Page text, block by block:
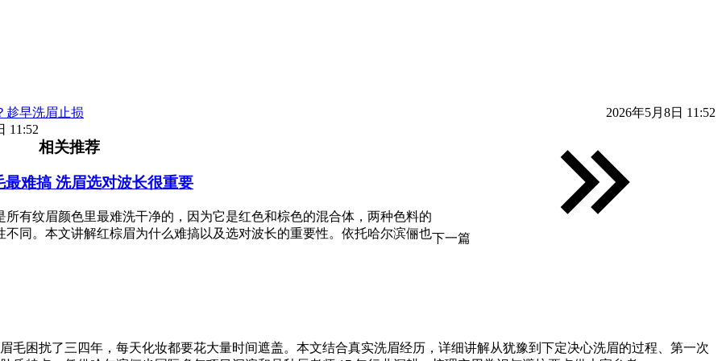
2026年5月8日 11:52
趁早洗眉止损
下一篇
11:52
相关推荐
最难搞 洗眉选对波长很重要
所有纹眉颜色里最难洗干净的，因为它是红色和棕色的混合体，两种色料的
不同。本文讲解红棕眉为什么难搞以及选对波长的重要性。依托哈尔滨俪也
毛困扰了三四年，每天化妆都要花大量时间遮盖。本文结合真实洗眉经历，详细讲解从犹豫到下定决心洗眉的过程、第一次